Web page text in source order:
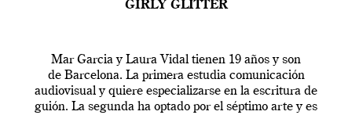
GIRLY GLITTER
Mar Garcia y Laura Vidal tienen 19 años y son
de Barcelona. La primera estudia comunicación
audiovisual y quiere especializarse en la escritura de
guión. La segunda ha optado por el séptimo arte y es